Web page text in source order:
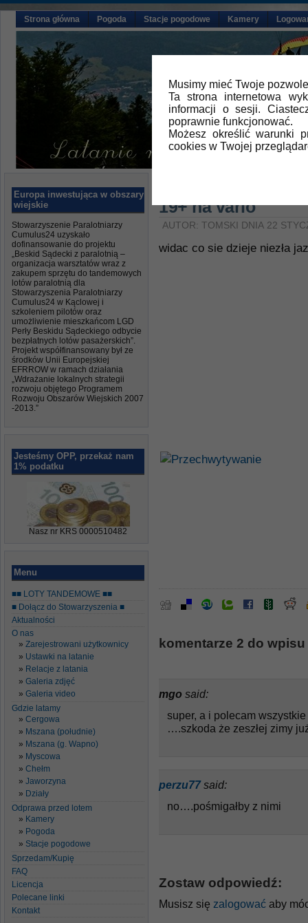
Musimy mieć Twoje
Ta strona internetowa
informacji o sesji.
poprawnie funkcjonować.
Możesz określić warunki
cookies w Twojej
Strona główna Pogoda Stacje pogodowe Kamery
Europa inwestująca w obszary
wiejskie
Stowarzyszenie Paralotniarzy
Cumulus24 uzyskało
dofinansowanie do projektu
„Beskid Sądecki z paralotnią –
organizacja warsztatów wraz z
zakupem sprzętu do tandemowych
lotów paralotnią dla
Stowarzyszenia Paralotniarzy
Cumulus24 w Kąclowej i
szkoleniem pilotów oraz
umożliwienie mieszkańcom LGD
Perły Beskidu Sądeckiego odbycie
bezpłatnych lotów pasażerskich”.
Projekt współfinansowany był ze
środków Unii Europejskiej
EFRROW w ramach działania
„Wdrażanie lokalnych strategii
rozwoju objętego Programem
Rozwoju Obszarów Wiejskich 2007
-2013.”
Jesteśmy OPP, przekaż nam
1% podatku
Nasz nr KRS 0000510482
Menu
■■ LOTY TANDEMOWE ■■
■ Dołącz do Stowarzyszenia ■
Aktualności
O nas
Zarejestrowani użytkownicy
Ustawki na latanie
Relacje z latania
Galeria zdjęć
Galeria video
Gdzie latamy
Cergowa
Mszana (południe)
Mszana (g. Wapno)
Myscowa
Chełm
Jaworzyna
Działy
Odprawa przed lotem
Kamery
Pogoda
Stacje pogodowe
Sprzedam/Kupię
FAQ
Licencja
Polecane linki
Kontakt
19+ na vario
AUTOR: TOMSKI DNIA 22
widac co sie dzieje niezła
komentarze 2 do wpisu
mgo said:
super, a i polecam
….szkoda że zeszłej zimy
perzu77 said:
no….pośmigałby z nimi
Zostaw odpowiedź:
Musisz się zalogować aby